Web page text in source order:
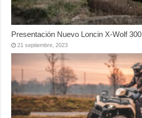
Presentación Nuevo Loncin X-Wolf 300
21 septiembre, 2023